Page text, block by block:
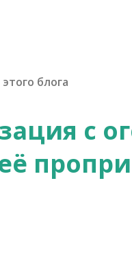
блога
с
её